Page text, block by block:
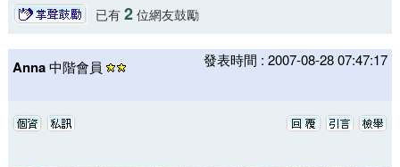
已有 2位網友鼓勵
Anna中階會員 發表時間 : 2007-08-28 07:47:17